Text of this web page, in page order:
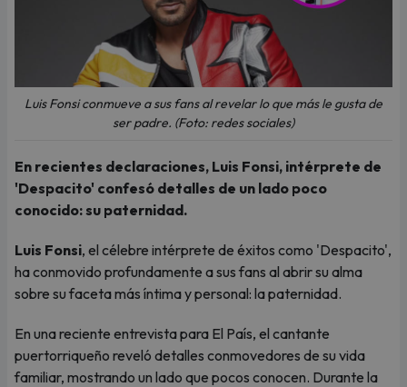
Luis Fonsi conmueve a sus fans al revelar lo que más le gusta de
ser padre. (Foto: redes sociales)
En recientes declaraciones, Luis Fonsi, intérprete de
'Despacito' confesó detalles de un lado poco
conocido: su paternidad.
Luis Fonsi, el célebre intérprete de éxitos como 'Despacito',
ha conmovido profundamente a sus fans al abrir su alma
sobre su faceta más íntima y personal: la paternidad.
En una reciente entrevista para El País, el cantante
puertorriqueño reveló detalles conmovedores de su vida
familiar, mostrando un lado que pocos conocen. Durante la